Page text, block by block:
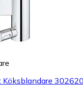
Köksblandare